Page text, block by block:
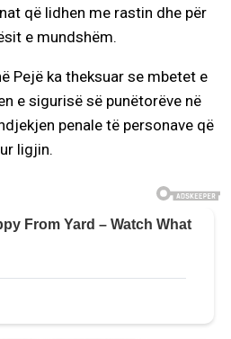
që lidhen me rastin dhe për
e mundshëm.
Pejë ka theksuar se mbetet e
e sigurisë së punëtorëve në
penale të personave që
ligjin.